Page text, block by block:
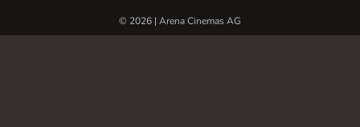
© 2026 | Arena Cinemas AG